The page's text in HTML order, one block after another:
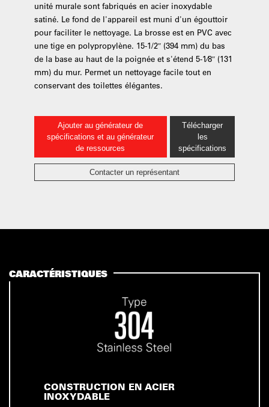
unité murale sont fabriqués en acier inoxydable
satiné. Le fond de l'appareil est muni d'un égouttoir
pour faciliter le nettoyage. La brosse est en PVC avec
une tige en polypropylène. 15-1/2″ (394 mm) du bas
de la base au haut de la poignée et s'étend 5-1⁄8″ (131
mm) du mur. Permet un nettoyage facile tout en
conservant des toilettes élégantes.
Ajouter au générateur de
spécifications et au générateur
de ressources
Télécharger
les
spécifications
Contacter un représentant
CARACTÉRISTIQUES
CONSTRUCTION EN ACIER
INOXYDABLE